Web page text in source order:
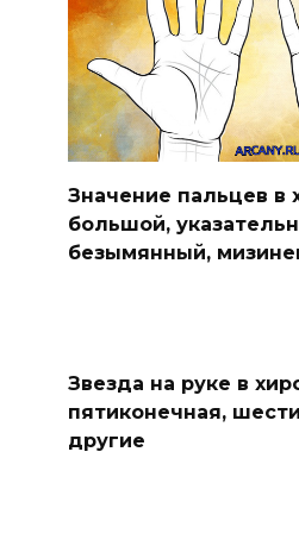
Значение пальцев в
большой,
безымянный,
Звезда на руке в
пятиконечная,
другие